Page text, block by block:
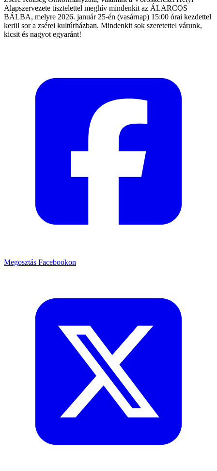
Alapszervezete tisztelettel meghív mindenkit az ÁLARCOS
BÁLBA, melyre 2026. január 25-én (vasárnap) 15:00 órai kezdettel
kerül sor a zsérei kultúrházban. Mindenkit sok szeretettel várunk,
kicsit és nagyot egyaránt!
Megosztás Facebookon